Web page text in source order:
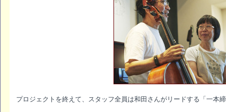
プロジェクトを終えて、スタッフ全員は和田さんがリードする「一本